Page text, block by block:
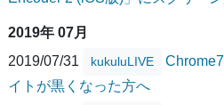
2019年 07月
2019/07/31
kukuluLIVE
イトが黒くなった方へ